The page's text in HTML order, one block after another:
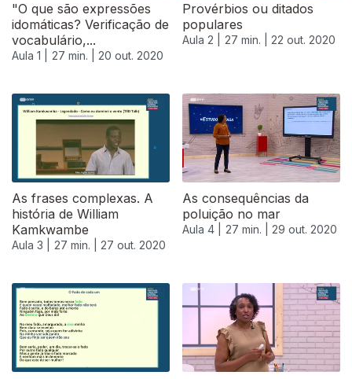
"O que são expressões
idomáticas? Verificação de
vocabulário,...
Aula 1 | 27 min. | 20 out. 2020
Provérbios ou ditados
populares
Aula 2 | 27 min. | 22 out. 2020
As frases complexas. A
história de William
Kamkwambe
Aula 3 | 27 min. | 27 out. 2020
As consequências da
poluição no mar
Aula 4 | 27 min. | 29 out. 2020